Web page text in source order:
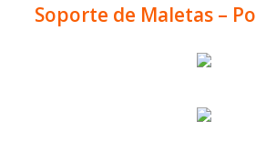
Soporte de Maletas –